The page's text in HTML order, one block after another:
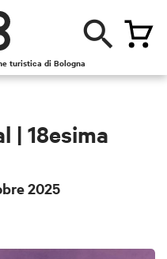
turistica di Bologna
| 18esima
2025